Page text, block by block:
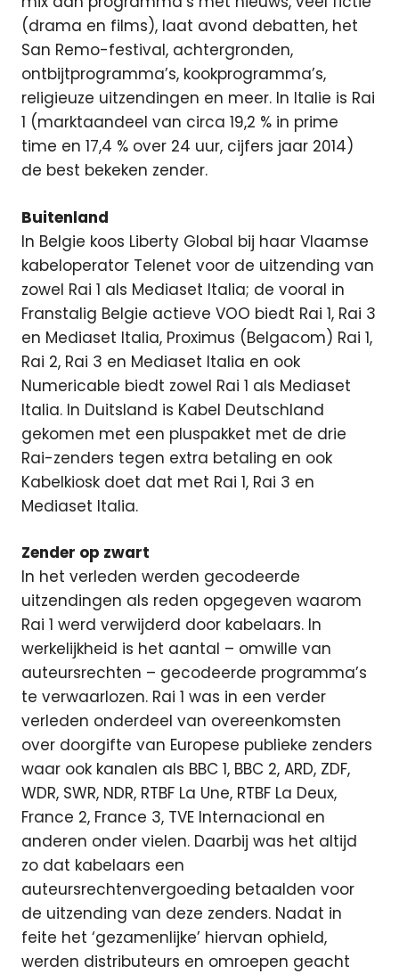
(drama en films), laat avond debatten, het
San Remo-festival, achtergronden,
ontbijtprogramma’s, kookprogramma’s,
religieuze uitzendingen en meer. In Italie is Rai
1 (marktaandeel van circa 19,2 % in prime
time en 17,4 % over 24 uur, cijfers jaar 2014)
de best bekeken zender.
Buitenland
In Belgie koos Liberty Global bij haar Vlaamse
kabeloperator Telenet voor de uitzending van
zowel Rai 1 als Mediaset Italia; de vooral in
Franstalig Belgie actieve VOO biedt Rai 1, Rai 3
en Mediaset Italia, Proximus (Belgacom) Rai 1,
Rai 2, Rai 3 en Mediaset Italia en ook
Numericable biedt zowel Rai 1 als Mediaset
Italia. In Duitsland is Kabel Deutschland
gekomen met een pluspakket met de drie
Rai-zenders tegen extra betaling en ook
Kabelkiosk doet dat met Rai 1, Rai 3 en
Mediaset Italia.
Zender op zwart
In het verleden werden gecodeerde
uitzendingen als reden opgegeven waarom
Rai 1 werd verwijderd door kabelaars. In
werkelijkheid is het aantal – omwille van
auteursrechten – gecodeerde programma’s
te verwaarlozen. Rai 1 was in een verder
verleden onderdeel van overeenkomsten
over doorgifte van Europese publieke zenders
waar ook kanalen als BBC 1, BBC 2, ARD, ZDF,
WDR, SWR, NDR, RTBF La Une, RTBF La Deux,
France 2, France 3, TVE Internacional en
anderen onder vielen. Daarbij was het altijd
zo dat kabelaars een
auteursrechtenvergoeding betaalden voor
de uitzending van deze zenders. Nadat in
feite het ‘gezamenlijke’ hiervan ophield,
werden distributeurs en omroepen geacht